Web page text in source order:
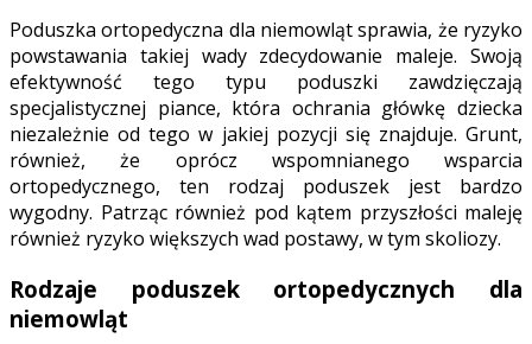
Poduszka ortopedyczna dla niemowląt sprawia, że ryzyko
powstawania takiej wady zdecydowanie maleje. Swoją
efektywność tego typu poduszki zawdzięczają
specjalistycznej piance, która ochrania główkę dziecka
niezależnie od tego w jakiej pozycji się znajduje. Grunt,
również, że oprócz wspomnianego wsparcia
ortopedycznego, ten rodzaj poduszek jest bardzo
wygodny. Patrząc również pod kątem przyszłości maleję
również ryzyko większych wad postawy, w tym skoliozy.
Rodzaje poduszek ortopedycznych dla
niemowląt